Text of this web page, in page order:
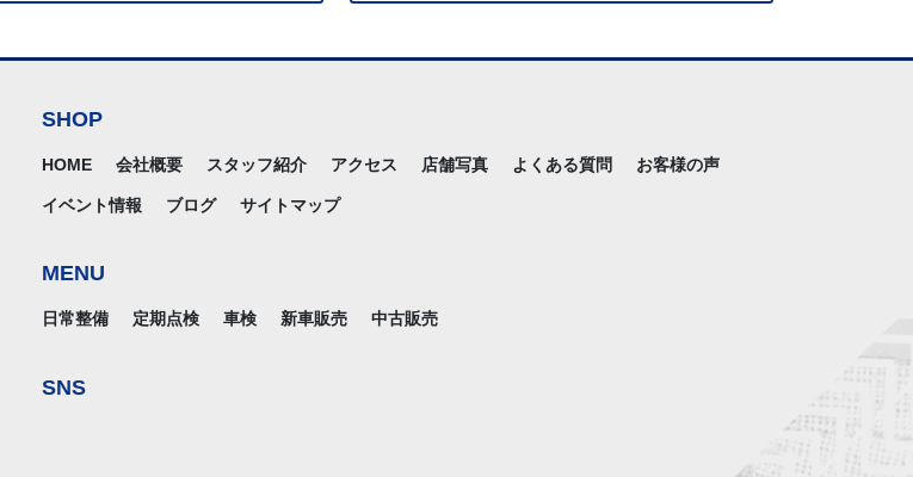
SHOP
HOME 会社概要 スタッフ紹介 アクセス 店舗写真 よくある質問 お客様の声
イベント情報 ブログ サイトマップ
MENU
日常整備 定期点検 車検 新車販売 中古販売
SNS